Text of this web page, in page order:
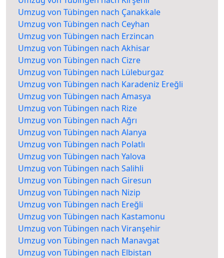
Umzug von Tübingen nach Çanakkale
Umzug von Tübingen nach Ceyhan
Umzug von Tübingen nach Erzincan
Umzug von Tübingen nach Akhisar
Umzug von Tübingen nach Cizre
Umzug von Tübingen nach Lüleburgaz
Umzug von Tübingen nach Karadeniz Ereğli
Umzug von Tübingen nach Amasya
Umzug von Tübingen nach Rize
Umzug von Tübingen nach Ağrı
Umzug von Tübingen nach Alanya
Umzug von Tübingen nach Polatlı
Umzug von Tübingen nach Yalova
Umzug von Tübingen nach Salihli
Umzug von Tübingen nach Giresun
Umzug von Tübingen nach Nizip
Umzug von Tübingen nach Ereğli
Umzug von Tübingen nach Kastamonu
Umzug von Tübingen nach Viranşehir
Umzug von Tübingen nach Manavgat
Umzug von Tübingen nach Elbistan